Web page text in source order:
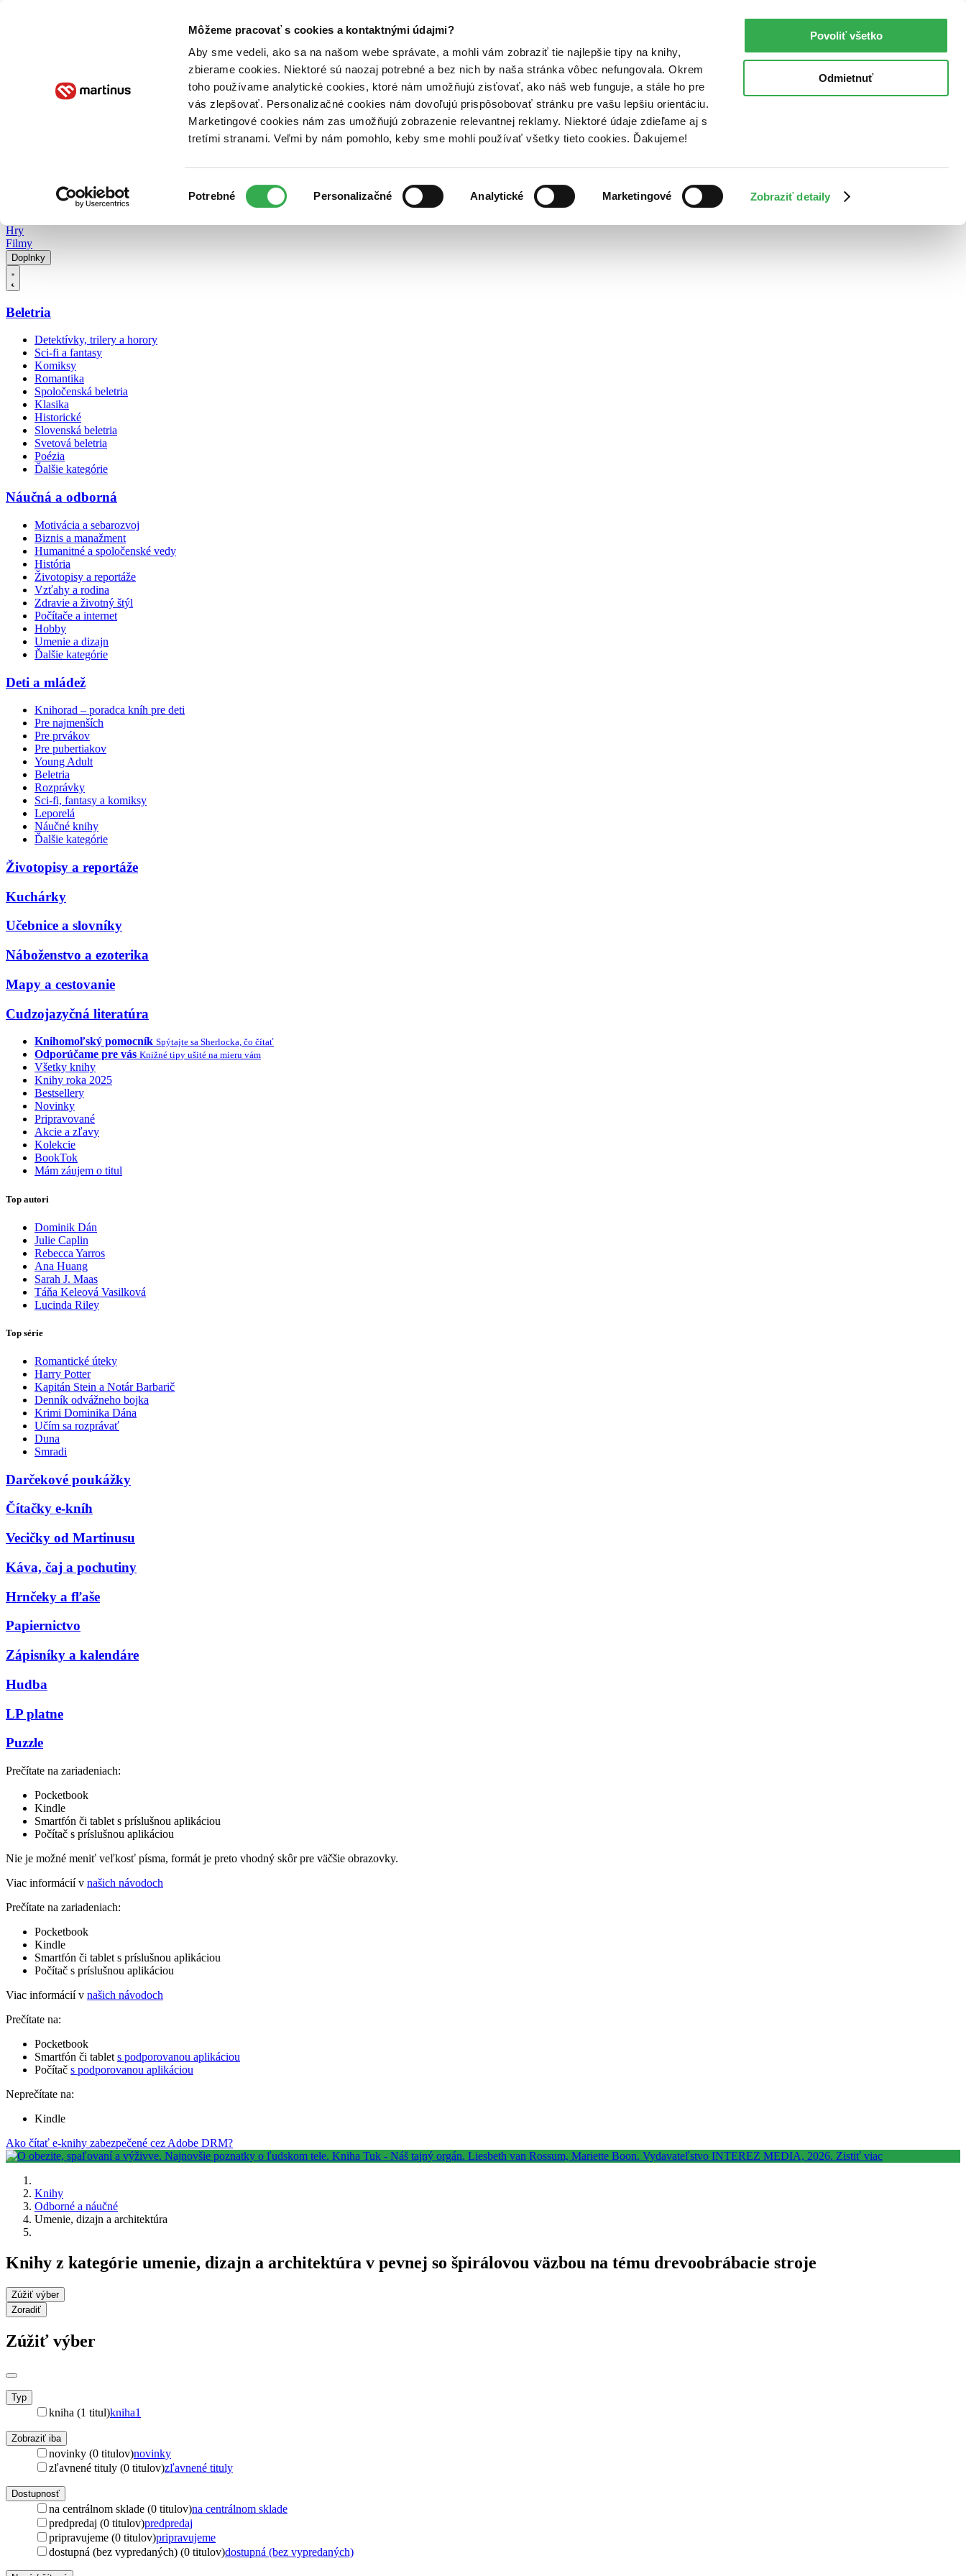
Môžeme pracovať s cookies a kontaktnými údajmi?
Aby sme vedeli, ako sa na našom webe správate, a mohli vám zobraziť tie najlepšie tipy na knihy,
zbierame cookies. Niektoré sú naozaj potrebné a bez nich by naša stránka vôbec nefungovala. Okrem
toho používame analytické cookies, ktoré nám umožňujú zisťovať, ako náš web funguje, a stále ho pre
vás zlepšovať. Personalizačné cookies nám dovoľujú prispôsobovať stránku pre vašu lepšiu orientáciu.
Marketingové cookies nám zas umožňujú zobrazenie relevantnej reklamy. Niektoré údaje zdieľame aj s
tretími stranami. Veľmi by nám pomohlo, keby sme mohli používať všetky tieto cookies. Ďakujeme!
súhlasu
Potrebné Personalizačné Analytické Marketingové Zobraziť detaily
Povoliť všetko
Odmietnuť
Poukážky Kontakt
Hry
Filmy
Doplnky
Beletria
Detektívky, trilery a horory
Sci-fi a fantasy
Komiksy
Romantika
Spoločenská beletria
Klasika
Historické
Slovenská beletria
Svetová beletria
Poézia
Ďalšie kategórie
Náučná a odborná
Motivácia a sebarozvoj
Biznis a manažment
Humanitné a spoločenské vedy
História
Životopisy a reportáže
Vzťahy a rodina
Zdravie a životný štýl
Počítače a internet
Hobby
Umenie a dizajn
Ďalšie kategórie
Deti a mládež
Knihorad – poradca kníh pre deti
Pre najmenších
Pre prvákov
Pre pubertiakov
Young Adult
Beletria
Rozprávky
Sci-fi, fantasy a komiksy
Leporelá
Náučné knihy
Ďalšie kategórie
Životopisy a reportáže
Kuchárky
Učebnice a slovníky
Náboženstvo a ezoterika
Mapy a cestovanie
Cudzojazyčná literatúra
Knihomoľský pomocník Spýtajte sa Sherlocka, čo čítať
Odporúčame pre vás Knižné tipy ušité na mieru vám
Všetky knihy
Knihy roka 2025
Bestsellery
Novinky
Pripravované
Akcie a zľavy
Kolekcie
BookTok
Mám záujem o titul
Top autori
Dominik Dán
Julie Caplin
Rebecca Yarros
Ana Huang
Sarah J. Maas
Táňa Keleová Vasilková
Lucinda Riley
Top série
Romantické úteky
Harry Potter
Kapitán Stein a Notár Barbarič
Denník odvážneho bojka
Krimi Dominika Dána
Učím sa rozprávať
Duna
Smradi
Darčekové poukážky
Čítačky e-kníh
Vecičky od Martinusu
Káva, čaj a pochutiny
Hrnčeky a fľaše
Papiernictvo
Zápisníky a kalendáre
Hudba
LP platne
Puzzle
Prečítate na zariadeniach:
Pocketbook
Kindle
Smartfón či tablet s príslušnou aplikáciou
Počítač s príslušnou aplikáciou
Nie je možné meniť veľkosť písma, formát je preto vhodný skôr pre väčšie obrazovky.
Viac informácií v našich návodoch
Prečítate na zariadeniach:
Pocketbook
Kindle
Smartfón či tablet s príslušnou aplikáciou
Počítač s príslušnou aplikáciou
Viac informácií v našich návodoch
Prečítate na:
Pocketbook
Smartfón či tablet s podporovanou aplikáciou
Počítač s podporovanou aplikáciou
Neprečítate na:
Kindle
Ako čítať e-knihy zabezpečené cez Adobe DRM?
Knihy
Odborné a náučné
Umenie, dizajn a architektúra
Knihy z kategórie umenie, dizajn a architektúra v pevnej so špirálovou väzbou na tému drevoobrábacie stroje
Zúžiť výber
Zoradiť
Zúžiť výber
Typ
kniha (1 titul)kniha1
Zobraziť iba
novinky (0 titulov)novinky
zľavnené tituly (0 titulov)zľavnené tituly
Dostupnosť
na centrálnom sklade (0 titulov)na centrálnom sklade
predpredaj (0 titulov)predpredaj
pripravujeme (0 titulov)pripravujeme
dostupná (bez vypredaných) (0 titulov)dostupná (bez vypredaných)